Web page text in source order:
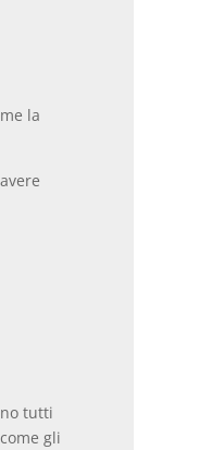
la
tutti
gli